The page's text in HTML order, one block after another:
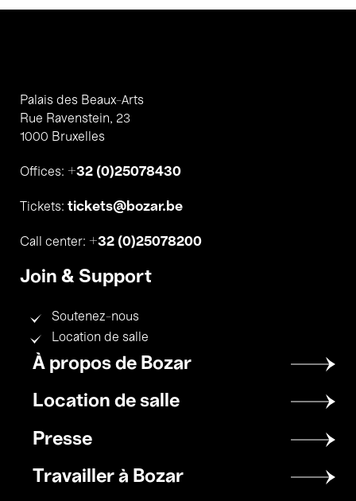
Palais des Beaux-Arts
Rue Ravenstein, 23
1000 Bruxelles
Offices: +32 (0)25078430
Tickets: tickets@bozar.be
Call center: +32 (0)25078200
Join & Support
Soutenez-nous
Location de salle
Footer
menu
À propos de Bozar
Location de salle
Presse
Travailler à Bozar